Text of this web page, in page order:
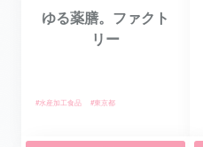
ゆる薬膳。ファクト
リー
#水産加工食品 #東京都